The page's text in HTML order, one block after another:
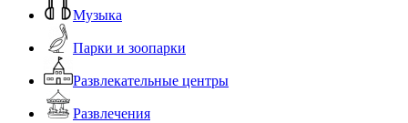
Музыка
Парки и зоопарки
Развлекательные центры
Развлечения